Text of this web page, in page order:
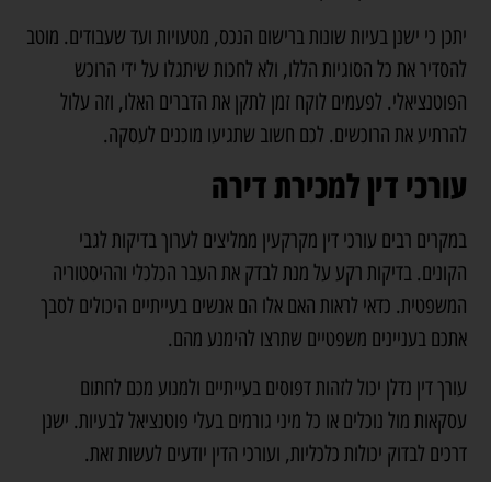
יתכן כי ישנן בעיות שונות ברישום הנכס, מטעויות ועד שעבודים. מוטב
להסדיר את כל הסוגיות הללו, ולא לחכות שיתגלו על ידי הרוכש
הפוטנציאלי. לפעמים לוקח זמן לתקן את הדברים האלו, וזה עלול
להרתיע את הרוכשים. לכם חשוב שתגיעו מוכנים לעסקה.
עורכי דין למכירת דירה
במקרים רבים עורכי דין מקרקעין ממליצים לערוך בדיקות לגבי
הקונים. בדיקות רקע על מנת לבדק את העבר הכלכלי וההיסטוריה
המשפטית. כדאי לראות האם אלו הם אנשים בעייתיים היכולים לסבך
אתכם בעניינים משפטיים שתרצו להימנע מהם.
עורך דין נדלן יכול לזהות דפוסים בעייתיים ולמנוע מכם לחתום
עסקאות מול נוכלים או כל מיני גורמים בעלי פוטנציאל לבעיות. ישנן
דרכים לבדוק יכולות כלכליות, ועורכי הדין יודעים לעשות זאת.